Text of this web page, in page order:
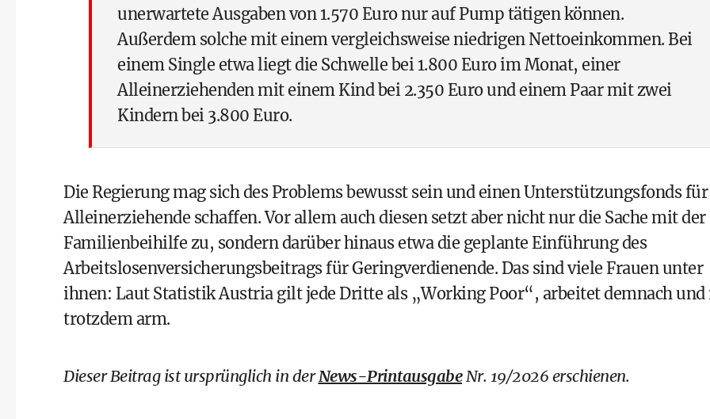
unerwartete Ausgaben von 1.570 Euro nur auf Pump tätigen können.
Außerdem solche mit einem vergleichsweise niedrigen Nettoeinkommen. Bei
einem Single etwa liegt die Schwelle bei 1.800 Euro im Monat, einer
Alleinerziehenden mit einem Kind bei 2.350 Euro und einem Paar mit zwei
Kindern bei 3.800 Euro.
Die Regierung mag sich des Problems bewusst sein und einen Unterstützungsfonds für
Alleinerziehende schaffen. Vor allem auch diesen setzt aber nicht nur die Sache mit der
Familienbeihilfe zu, sondern darüber hinaus etwa die geplante Einführung des
Arbeitslosenversicherungsbeitrags für Geringverdienende. Das sind viele Frauen unter
ihnen: Laut Statistik Austria gilt jede Dritte als „Working Poor“, arbeitet demnach und
trotzdem arm.
Dieser Beitrag ist ursprünglich in derNews-PrintausgabeNr. 19/2026 erschienen.